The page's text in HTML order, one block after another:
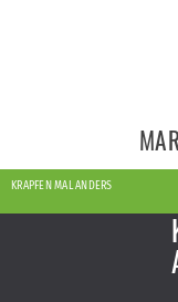
KRAPFEN MAL ANDERS